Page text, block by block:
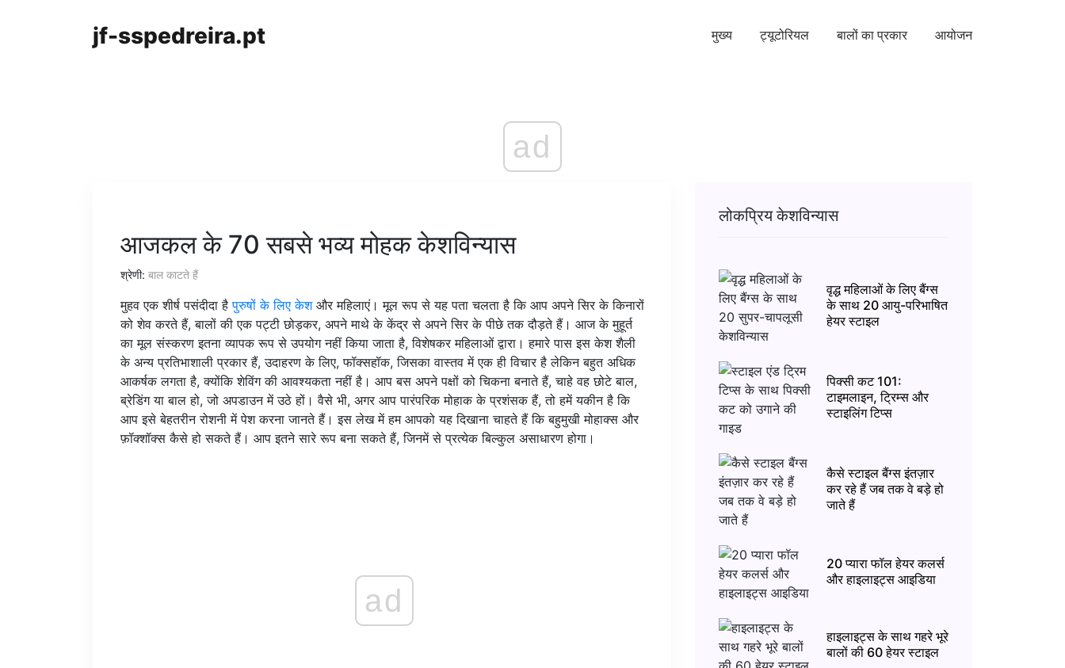
jf-sspedreira.pt मुख्य ट्यूटोरियल बालों का प्रकार आयोजन
ad
आजकल के 70 सबसे भव्य मोहक केशविन्यास
श्रेणी: बाल काटते हैं
मुहव एक शीर्ष पसंदीदा हैपुरुषों के लिए केशऔर महिलाएं। मूल रूप से यह पता चलता है कि आप अपने सिर के किनारों
को शेव करते हैं, बालों की एक पट्टी छोड़कर, अपने माथे के केंद्र से अपने सिर के पीछे तक दौड़ते हैं। आज के मुहूर्त
का मूल संस्करण इतना व्यापक रूप से उपयोग नहीं किया जाता है, विशेषकर महिलाओं द्वारा। हमारे पास इस केश शैली
के अन्य प्रतिभाशाली प्रकार हैं, उदाहरण के लिए, फॉक्सहॉक, जिसका वास्तव में एक ही विचार है लेकिन बहुत अधिक
आकर्षक लगता है, क्योंकि शेविंग की आवश्यकता नहीं है। आप बस अपने पक्षों को चिकना बनाते हैं, चाहे वह छोटे बाल,
ब्रेडिंग या बाल हो, जो अपडाउन में उठे हों। वैसे भी, अगर आप पारंपरिक मोहाक के प्रशंसक हैं, तो हमें यकीन है कि
आप इसे बेहतरीन रोशनी में पेश करना जानते हैं। इस लेख में हम आपको यह दिखाना चाहते हैं कि बहुमुखी मोहाक्स और
फ़ॉक्शॉक्स कैसे हो सकते हैं। आप इतने सारे रूप बना सकते हैं, जिनमें से प्रत्येक बिल्कुल असाधारण होगा।
ad
लोकप्रिय केशविन्यास
वृद्ध महिलाओं के लिए बैंग्स
के साथ 20 आयु-परिभाषित
हेयर स्टाइल
पिक्सी कट 101:
टाइमलाइन, ट्रिम्स और
स्टाइलिंग टिप्स
कैसे स्टाइल बैंग्स इंतज़ार
कर रहे हैं जब तक वे बड़े हो
जाते हैं
20 प्यारा फॉल हेयर कलर्स
और हाइलाइट्स आइडिया
हाइलाइट्स के साथ गहरे भूरे
बालों की 60 हेयर स्टाइल